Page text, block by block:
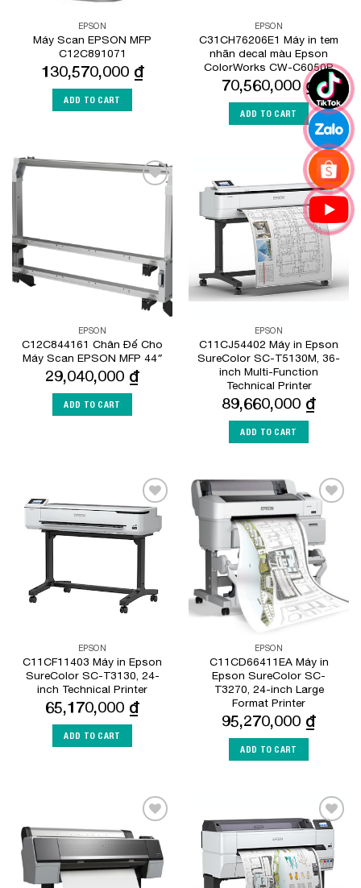
EPSON
Máy Scan EPSON MFP
C12C891071
130,570,000 ₫
ADD TO CART
EPSON
C31CH76206E1 Máy in tem
nhãn decal màu Epson
ColorWorks CW-C6050P
70,560,000₫
ADD TO CART
EPSON
C12C844161 Chân Đế Cho
Máy Scan EPSON MFP 44″
29,040,000 ₫
ADD TO CART
Add to
Wishlist
EPSON
C11CJ54402 Máy in Epson
SureColor SC-T5130M, 36-
inch Multi-Function
Technical Printer
89,660,000 ₫
ADD TO CART
Add to
Wishlist
EPSON
C11CF11403 Máy in Epson
SureColor SC-T3130, 24-
inch Technical Printer
65,170,000 ₫
ADD TO CART
Add to
Wishlist
EPSON
C11CD66411EA Máy in
Epson SureColor SC-
T3270, 24-inch Large
Format Printer
95,270,000 ₫
ADD TO CART
Add to
Wishlist
Add to
Wishlist